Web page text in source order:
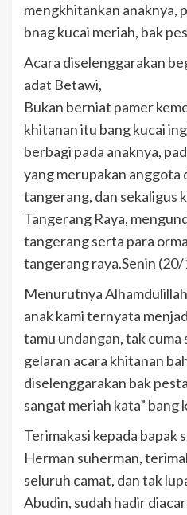
mengkhitankan anaknya,
bnag kucai meriah, bak
Acara diselenggarakan
adat Betawi,
Bukan berniat pamer
khitanan itu bang kucai
berbagi pada anaknya,
yang merupakan anggota
tangerang, dan sekaligus
Tangerang Raya,
tangerang serta para
tangerang raya.Senin
Menurutnya
anak kami ternyata
tamu undangan, tak cuma
gelaran acara khitanan
diselenggarakan bak
sangat meriah kata” bang
Terimakasi kepada bapak
Herman suherman,
seluruh camat, dan tak
Abudin, sudah hadir